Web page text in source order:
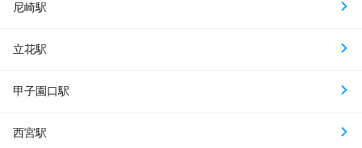
尼崎駅
立花駅
甲子園口駅
西宮駅